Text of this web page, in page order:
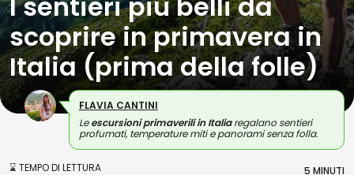
scoprire in primavera in
Italia (prima della folle)
FLAVIA CANTINI
Leescursioni primaverili in Italiaregalano sentieri
profumati, temperature miti e panorami senza folla.
⌛ TEMPO DI LETTURA 5 MINUTI